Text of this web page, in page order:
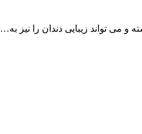
و می تواند زیبایی دندان را نیز به…